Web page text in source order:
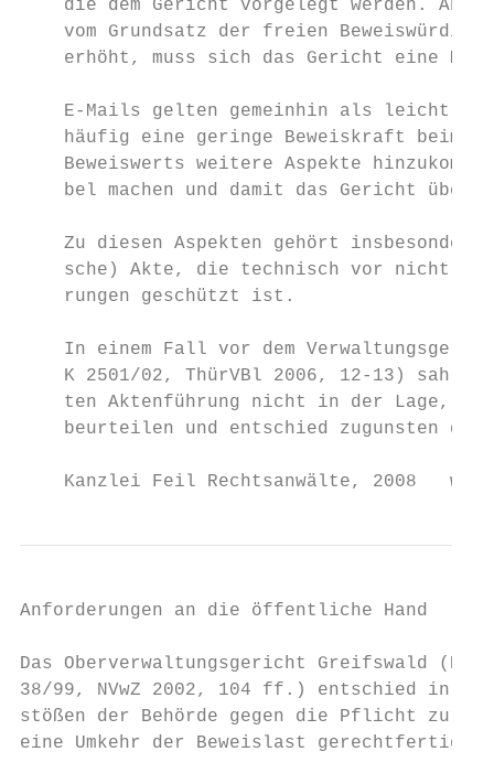
die dem Gericht vorgelegt werden.
vom Grundsatz der freien
erhöht, muss sich das Gericht eine
E-Mails gelten gemeinhin als leicht
häufig eine geringe Beweiskraft
Beweiswerts weitere Aspekte
bel machen und damit das Gericht
Zu diesen Aspekten gehört
sche) Akte, die technisch vor nicht
    rungen geschützt ist.
In einem Fall vor dem
K 2501/02, ThürVBl 2006, 12-13) sah
ten Aktenführung nicht in der Lage,
beurteilen und entschied zugunsten des
Kanzlei Feil Rechtsanwälte, 2008
Anforderungen an die öffentliche Hand    9
Das Oberverwaltungsgericht Greifswald
38/99, NVwZ 2002, 104 ff.) entschied in
stößen der Behörde gegen die Pflicht zur
eine Umkehr der Beweislast gerechtfertigt